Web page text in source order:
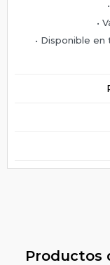
•
• Disponible
Productos